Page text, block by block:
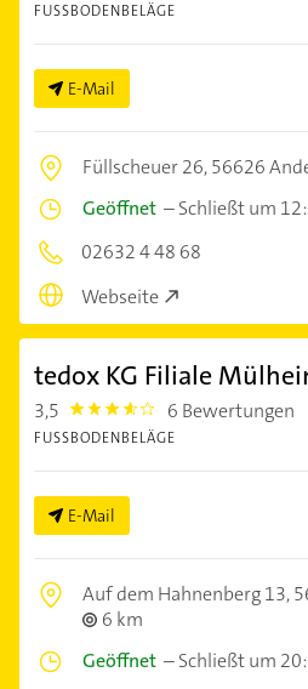
FUSSBODENBELÄGE
E-Mail
Füllscheuer 26,56626
Geöffnet –Schließt um
02632 4 48 68
Webseite
tedox KG Filiale
3,5 3.5 6 Bewertungen
FUSSBODENBELÄGE
E-Mail
Auf dem Hahnenberg 13,
6 km
Geöffnet –Schließt um